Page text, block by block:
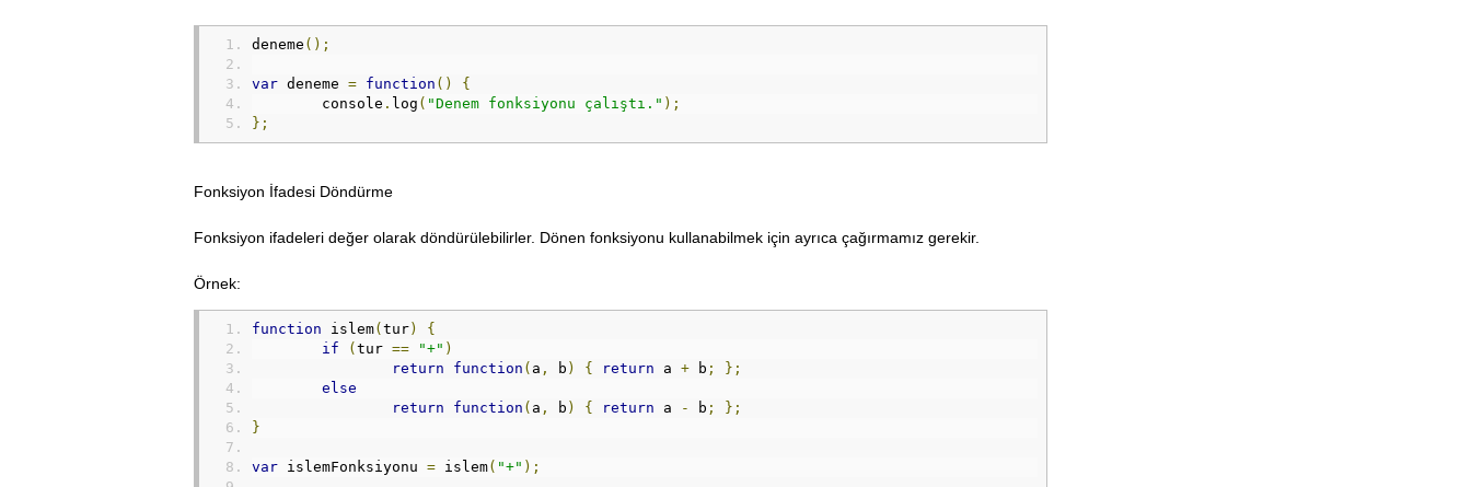
deneme ();
var deneme = function ()
{
	console
. log ( "Denem fonksiyonu çalıştı." );
};
Fonksiyon İfadesi Döndürme
Fonksiyon ifadeleri değer olarak döndürülebilirler. Dönen fonksiyonu kullanabilmek için ayrıca çağırmamız gerekir.
Örnek:
function islem( tur)
{
if
( tur == "+" )
return
function ( a , b ) { return a + b ;
};
else
return
function ( a , b ) { return a - b ;
};
}
var islemFonksiyonu = islem( "+" );